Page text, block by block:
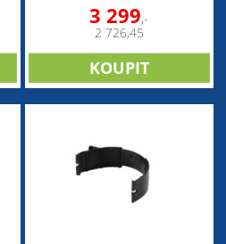
3 299,-
2 726,45